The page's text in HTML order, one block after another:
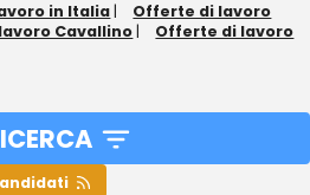
in Italia |
Offerte di lavoro
Cavallino |
Offerte di lavoro